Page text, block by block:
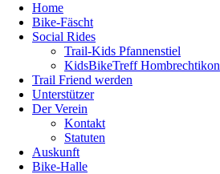
Home
Bike-Fäscht
Social Rides
Trail-Kids Pfannenstiel
KidsBikeTreff Hombrechtikon
Trail Friend werden
Unterstützer
Der Verein
Kontakt
Statuten
Auskunft
Bike-Halle